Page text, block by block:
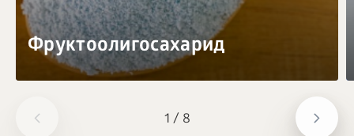
1 / 8
Фруктоолигосахарид